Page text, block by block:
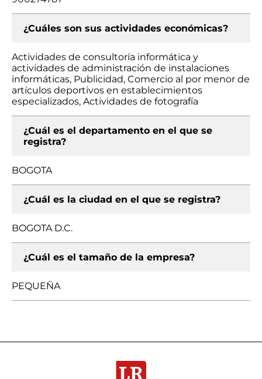
¿Cuáles son sus actividades económicas?
Actividades de consultoría informática y
actividades de administración de instalaciones
informáticas, Publicidad, Comercio al por menor de
artículos deportivos en establecimientos
especializados, Actividades de fotografía
¿Cuál es el departamento en el que se
registra?
BOGOTA
¿Cuál es la ciudad en el que se registra?
BOGOTA D.C.
¿Cuál es el tamaño de la empresa?
PEQUEÑA